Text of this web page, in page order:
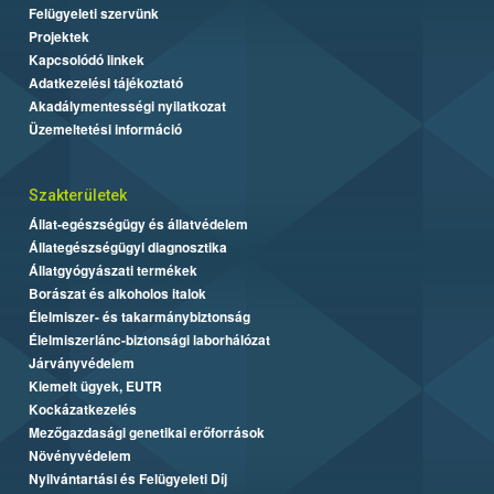
Felügyeleti szervünk
Projektek
Kapcsolódó linkek
Adatkezelési tájékoztató
Akadálymentességi nyilatkozat
Üzemeltetési információ
Szakterületek
Állat-egészségügy és állatvédelem
Állategészségügyi diagnosztika
Állatgyógyászati termékek
Borászat és alkoholos italok
Élelmiszer- és takarmánybiztonság
Élelmiszerlánc-biztonsági laborhálózat
Járványvédelem
Kiemelt ügyek, EUTR
Kockázatkezelés
Mezőgazdasági genetikai erőforrások
Növényvédelem
Nyilvántartási és Felügyeleti Díj